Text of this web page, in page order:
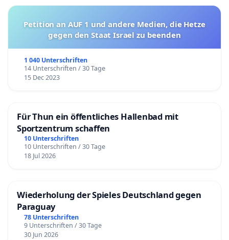
Petition an AUF 1 und andere Medien, die Hetze
gegen den Staat Israel zu beenden
1 040 Unterschriften
14 Unterschriften / 30 Tage
15 Dec 2023
Für Thun ein öffentliches Hallenbad mit
Sportzentrum schaffen
10 Unterschriften
10 Unterschriften / 30 Tage
18 Jul 2026
Wiederholung der Spieles Deutschland gegen
Paraguay
78 Unterschriften
9 Unterschriften / 30 Tage
30 Jun 2026